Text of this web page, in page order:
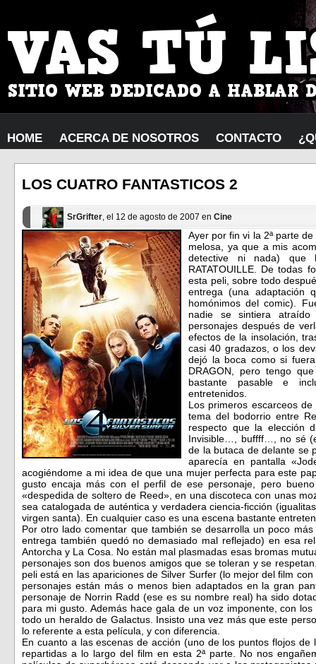
HOME ACERCA DE NOSOTROS CONTACTO
LOS CUATRO FANTASTICOS 2
SrGrifter, el 12 de agosto de 2007 en Cine
Ayer por fin vi la 2ª parte
melosa, ya que a mis
detective ni nada)
RATATOUILLE. De todas
esta peli, sobre todo
entrega (una adaptación
homónimos del comic).
nadie se sintiera
personajes después de
efectos de la insolación,
casi 40 gradazos, o los
dejó la boca como si
DRAGON, pero tengo
bastante pasable e
entretenidos.
Los primeros escarceos
tema del bodorrio entre
respecto que la elección
Invisible…, buffff…, no sé
de la butaca de delante se
aparecía en pantalla
acogiéndome a mi idea de que una mujer perfecta para este
gusto encaja más con el perfil de ese personaje, pero
«despedida de soltero de Reed», en una discoteca con unas
sea catalogada de auténtica y verdadera ciencia-ficción
virgen santa). En cualquier caso es una escena bastante
Por otro lado comentar que también se desarrolla un poco
entrega también quedó no demasiado mal reflejado) en esa
Antorcha y La Cosa. No están mal plasmadas esas bromas
personajes son dos buenos amigos que se toleran y se
peli está en las apariciones de Silver Surfer (lo mejor del film
personajes están más o menos bien adaptados en la gran
personaje de Norrin Radd (ese es su nombre real) ha sido
para mi gusto. Además hace gala de un voz imponente, con
todo un heraldo de Galactus. Insisto una vez más que este
lo referente a esta película, y con diferencia.
En cuanto a las escenas de acción (uno de los puntos flojos
repartidas a lo largo del film en esta 2ª parte. No nos